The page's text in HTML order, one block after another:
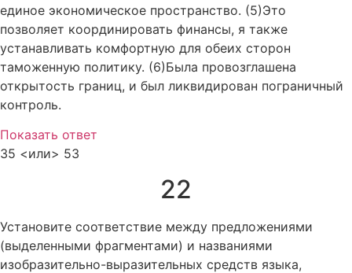
единое экономическое пространство. (5)Это
позволяет координировать финансы, я также
устанавливать комфортную для обеих сторон
таможенную политику. (6)Была провозглашена
открытость границ, и был ликвидирован пограничный
контроль.
Показать ответ
35 <или> 53
22
Установите соответствие между предложениями
(выделенными фрагментами) и названиями
изобразительно-выразительных средств языка,